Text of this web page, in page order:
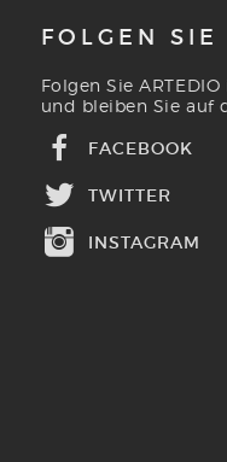
FOLGEN SIE
Folgen Sie
und bleiben Sie auf
FACEBOOK
TWITTER
INSTAGRAM